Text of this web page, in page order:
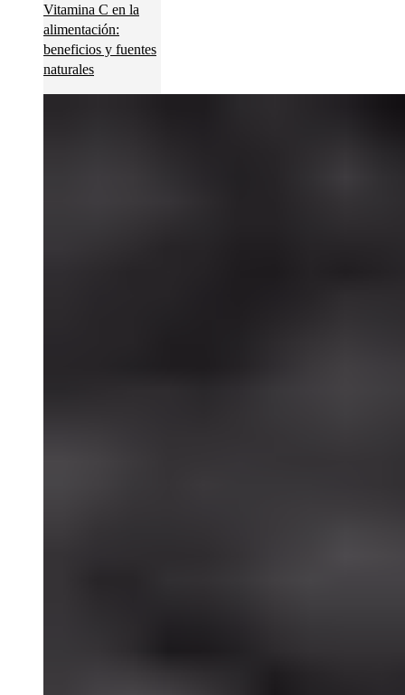
Vitamina C en la
alimentación:
beneficios y fuentes
naturales